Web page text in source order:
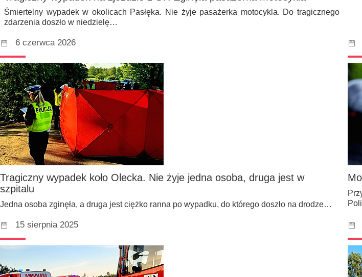
Śmiertelny wypadek w okolicach Pasłęka. Nie żyje pasażerka motocykla. Do tragicznego
zdarzenia doszło w niedzielę…
6 czerwca 2026
Tragiczny wypadek koło Olecka. Nie żyje jedna osoba, druga jest w
szpitalu
Jedna osoba zginęła, a druga jest ciężko ranna po wypadku, do którego doszło na drodze…
15 sierpnia 2025